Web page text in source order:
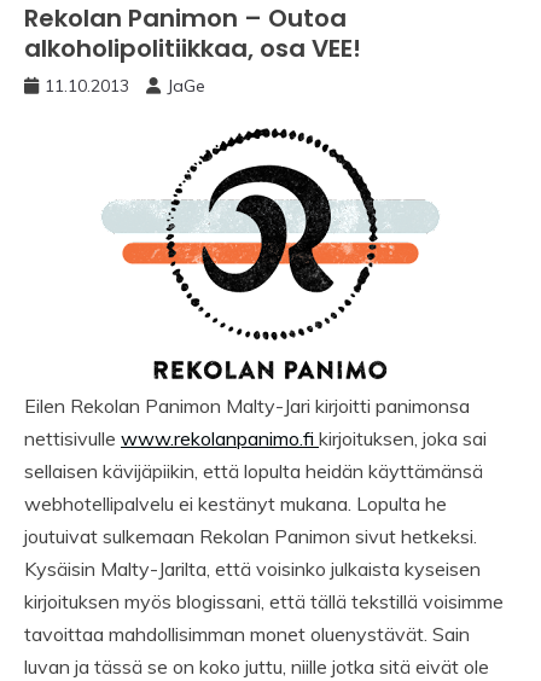
Rekolan Panimon – Outoa
alkoholipolitiikkaa, osa VEE!
11.10.2013 JaGe
Eilen Rekolan Panimon Malty-Jari kirjoitti panimonsa
nettisivulle www.rekolanpanimo.fi kirjoituksen, joka sai
sellaisen kävijäpiikin, että lopulta heidän käyttämänsä
webhotellipalvelu ei kestänyt mukana. Lopulta he
joutuivat sulkemaan Rekolan Panimon sivut hetkeksi.
Kysäisin Malty-Jarilta, että voisinko julkaista kyseisen
kirjoituksen myös blogissani, että tällä tekstillä voisimme
tavoittaa mahdollisimman monet oluenystävät. Sain
luvan ja tässä se on koko juttu, niille jotka sitä eivät ole